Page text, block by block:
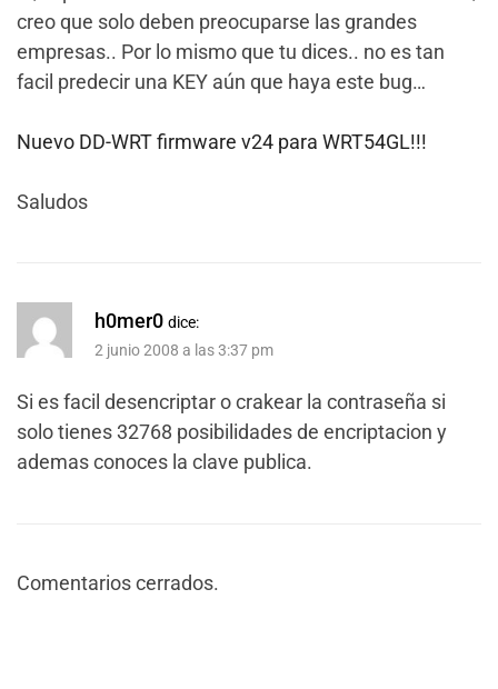
creo que solo deben preocuparse las grandes
empresas.. Por lo mismo que tu dices.. no es tan
facil predecir una KEY aún que haya este bug…
Nuevo DD-WRT firmware v24 para WRT54GL!!!
Saludos
h0mer0 dice:
2 junio 2008 a las 3:37 pm
Si es facil desencriptar o crakear la contraseña si
solo tienes 32768 posibilidades de encriptacion y
ademas conoces la clave publica.
Comentarios cerrados.